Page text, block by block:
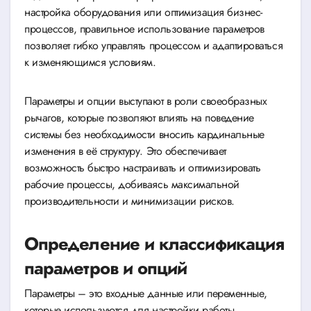
настройка оборудования или оптимизация бизнес-
процессов, правильное использование параметров
позволяет гибко управлять процессом и адаптироваться
к изменяющимся условиям.
Параметры и опции выступают в роли своеобразных
рычагов, которые позволяют влиять на поведение
системы без необходимости вносить кардинальные
изменения в её структуру. Это обеспечивает
возможность быстро настраивать и оптимизировать
рабочие процессы, добиваясь максимальной
производительности и минимизации рисков.
Определение и классификация
параметров и опций
Параметры – это входные данные или переменные,